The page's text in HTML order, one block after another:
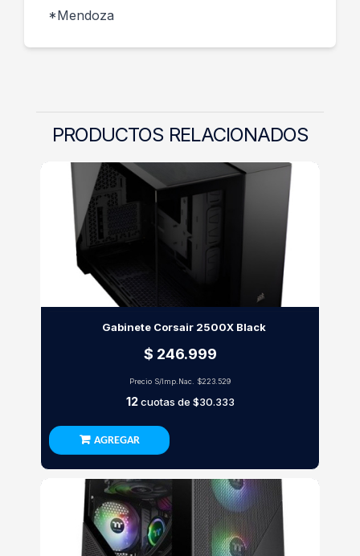
*Mendoza
PRODUCTOS RELACIONADOS
Gabinete Corsair 2500X Black
$ 246.999
Precio S/Imp.Nac. $223.529
12cuotas de $30.333
AGREGAR